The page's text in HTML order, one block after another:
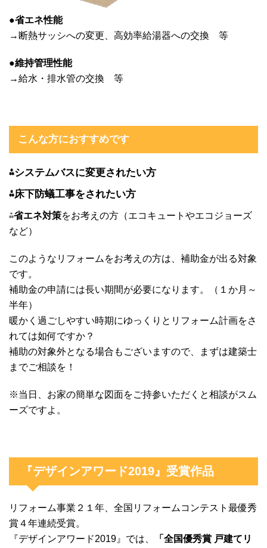
●省エネ性能
→断熱サッシへの変更、高効率給湯器への交換 等
●維持管理性能
→給水・排水管の交換 等
こんな方におすすめです
⁂システムバスに変更されたい方
⁂床下防蟻工事をされたい方
⁂省エネ対策をお考えの方（エコキュートやエコジョーズ
など）
このようなリフォームをお考えの方は、補助金が出る対象
です。
補助金の申請には長い期間が必要になります。（１か月～
半年）
暖かく過ごしやすい時期にゆっくりとリフォーム計画をさ
れては如何ですか？
補助の対象外となる場合もございますので、まずは建築士
までご相談を！
※当日、お家の簡単な図面をご持参いただくと相談がスム
ーズですよ。
『デザインアワード2019』受賞作品
リフォーム事業２１年、全国リフォームコンテスト最優秀
賞４年連続受賞。
『デザインアワード2019』では、
「全国優秀賞 戸建てリ